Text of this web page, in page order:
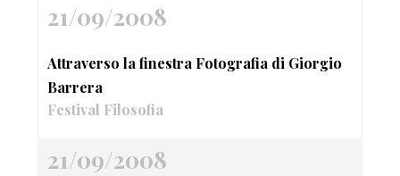
21/09/2008
Attraverso la finestra Fotografia di Giorgio
Barrera
Festival Filosofia
21/09/2008